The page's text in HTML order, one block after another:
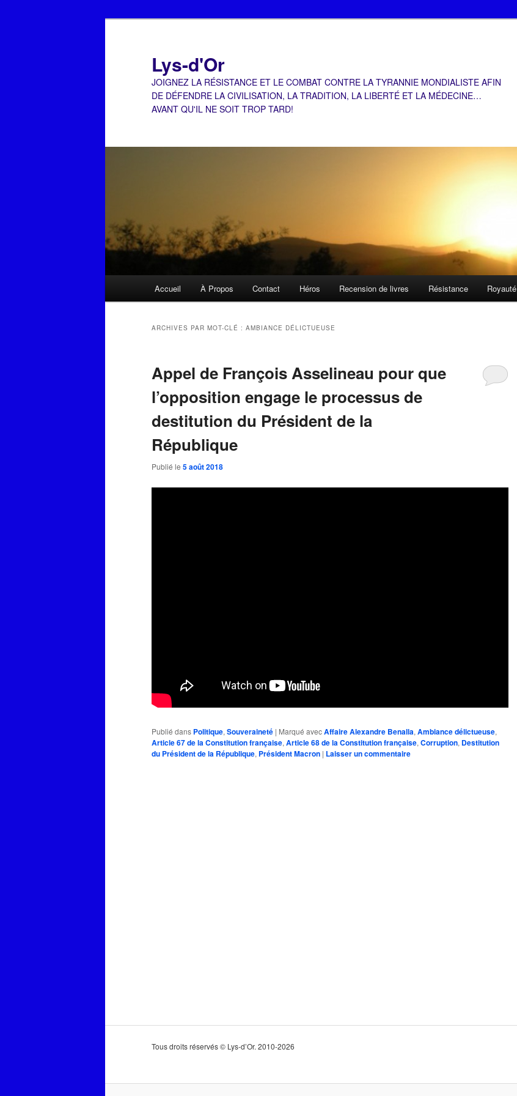
Lys-d'Or
JOIGNEZ LA RÉSISTANCE ET LE COMBAT CONTRE LA TYRANNIE MONDIALISTE AFIN
DE DÉFENDRE LA CIVILISATION, LA TRADITION, LA LIBERTÉ ET LA MÉDECINE…
AVANT QU'IL NE SOIT TROP TARD!
Accueil À Propos Contact Héros Recension de livres Résistance Royauté
ARCHIVES PAR MOT-CLÉ : AMBIANCE DÉLICTUEUSE
Appel de François Asselineau pour que
l’opposition engage le processus de
destitution du Président de la
République
Publié le 5 août 2018
Publié dans Politique, Souveraineté | Marqué avecAffaire Alexandre Benalla, Ambiance délictueuse,
Article 67 de la Constitution française, Article 68 de la Constitution française, Corruption, Destitution
du Président de la République, Président Macron | Laisser un commentaire
Tous droits réservés © Lys-d’Or. 2010-2026